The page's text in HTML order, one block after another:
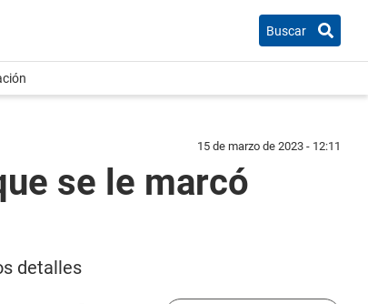
Buscar
15 de marzo de 2023 - 12:11
se le marcó
detalles